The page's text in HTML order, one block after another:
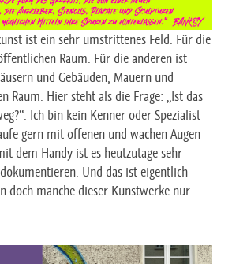
ist ein sehr umstrittenes Feld. Für die
Raum. Für die anderen ist
und Gebäuden, Mauern und
Raum. Hier steht als die Frage: „Ist das
Ich bin kein Kenner oder Spezialist
gern mit offenen und wachen Augen
dem Handy ist es heutzutage sehr
Und das ist eigentlich
doch manche dieser Kunstwerke nur